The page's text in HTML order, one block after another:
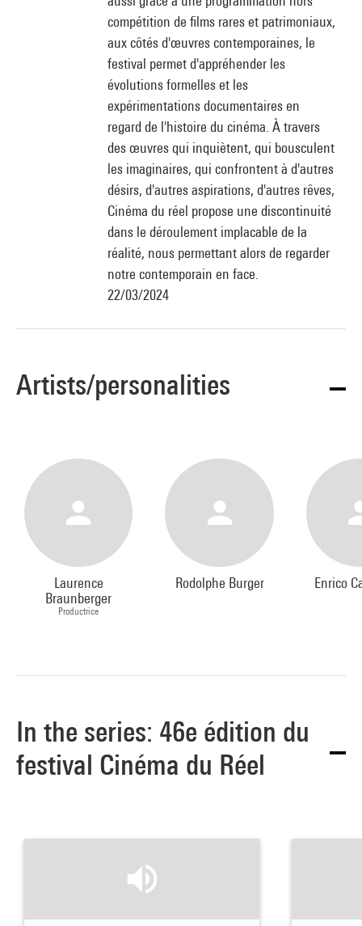
compétition de films rares et patrimoniaux,
aux côtés d'œuvres contemporaines, le
festival permet d'appréhender les
évolutions formelles et les
expérimentations documentaires en
regard de l'histoire du cinéma. À travers
des œuvres qui inquiètent, qui bousculent
les imaginaires, qui confrontent à d'autres
désirs, d'autres aspirations, d'autres rêves,
Cinéma du réel propose une discontinuité
dans le déroulement implacable de la
réalité, nous permettant alors de regarder
notre contemporain en face.
22/03/2024
Artists/personalities
Laurence
Braunberger
Productrice
Rodolphe Burger Enrico
In the series: 46e édition du
festival Cinéma du Réel